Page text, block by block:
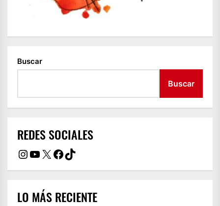
Buscar
Buscar
REDES SOCIALES
Instagram
YouTube
X Facebook
TikTok
LO MÁS RECIENTE